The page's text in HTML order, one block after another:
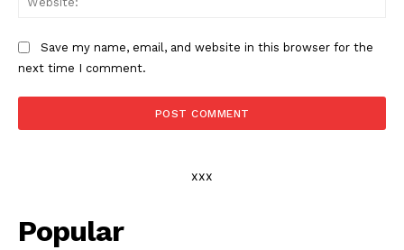
Save my name, email, and website in this browser for the
next time I comment.
xxx
Popular